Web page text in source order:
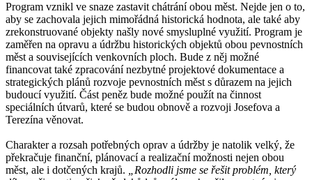
Program vznikl ve snaze zastavit chátrání obou měst. Nejde jen o to,
aby se zachovala jejich mimořádná historická hodnota, ale také aby
zrekonstruované objekty našly nové smysluplné využití. Program je
zaměřen na opravu a údržbu historických objektů obou pevnostních
měst a souvisejících venkovních ploch. Bude z něj možné
financovat také zpracování nezbytné projektové dokumentace a
strategických plánů rozvoje pevnostních měst s důrazem na jejich
budoucí využití. Část peněz bude možné použít na činnost
speciálních útvarů, které se budou obnově a rozvoji Josefova a
Terezína věnovat.
Charakter a rozsah potřebných oprav a údržby je natolik velký, že
překračuje finanční, plánovací a realizační možnosti nejen obou
měst, ale i dotčených krajů.
„Rozhodli jsme se řešit problém, který